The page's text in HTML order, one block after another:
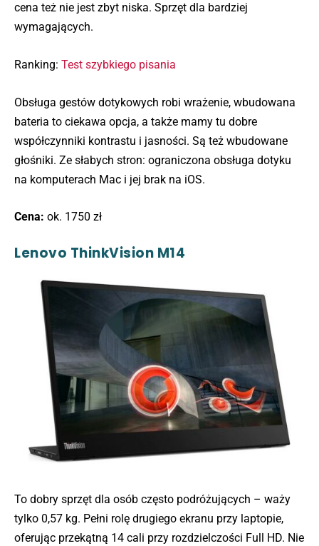
cena też nie jest zbyt niska. Sprzęt dla bardziej
wymagających.
Ranking: Test szybkiego pisania
Obsługa gestów dotykowych robi wrażenie, wbudowana
bateria to ciekawa opcja, a także mamy tu dobre
współczynniki kontrastu i jasności. Są też wbudowane
głośniki. Ze słabych stron: ograniczona obsługa dotyku
na komputerach Mac i jej brak na iOS.
Cena: ok. 1750 zł
Lenovo ThinkVision M14
To dobry sprzęt dla osób często podróżujących – waży
tylko 0,57 kg. Pełni rolę drugiego ekranu przy laptopie,
oferując przekątną 14 cali przy rozdzielczości Full HD. Nie